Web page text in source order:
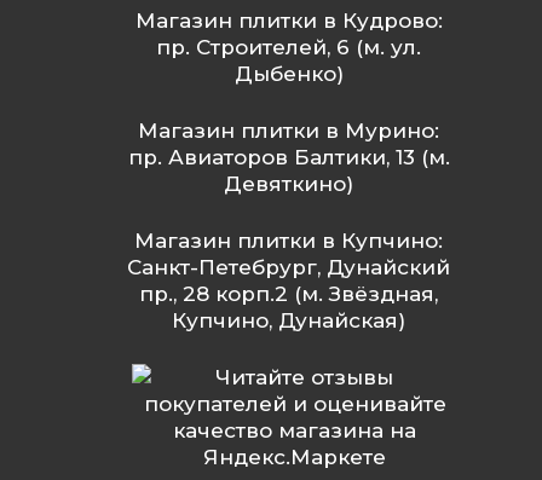
Магазин плитки в Кудрово:
пр. Строителей, 6 (м. ул.
Дыбенко)
Магазин плитки в Мурино:
пр. Авиаторов Балтики, 13 (м.
Девяткино)
Магазин плитки в Купчино:
Санкт-Петебрург, Дунайский
пр., 28 корп.2 (м. Звёздная,
Купчино, Дунайская)